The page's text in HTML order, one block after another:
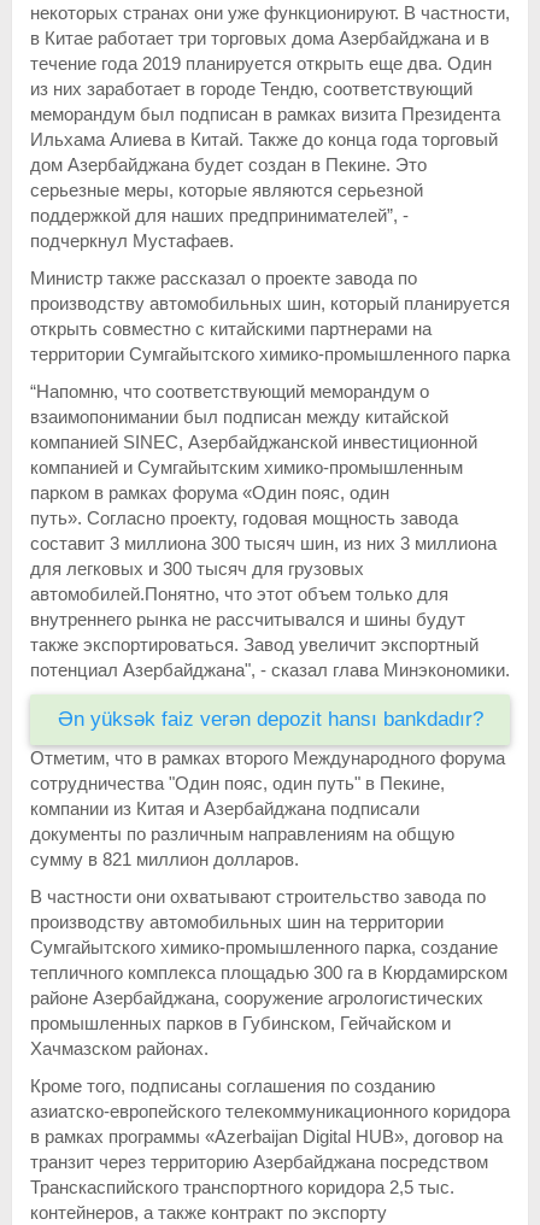
некоторых странах они уже функционируют. В частности,
в Китае работает три торговых дома Азербайджана и в
течение года 2019 планируется открыть еще два. Один
из них заработает в городе Тендю, соответствующий
меморандум был подписан в рамках визита Президента
Ильхама Алиева в Китай. Также до конца года торговый
дом Азербайджана будет создан в Пекине. Это
серьезные меры, которые являются серьезной
поддержкой для наших предпринимателей”, -
подчеркнул Мустафаев.
Министр также рассказал о проекте завода по
производству автомобильных шин, который планируется
открыть совместно с китайскими партнерами на
территории Сумгайытского химико-промышленного парка
“Напомню, что соответствующий меморандум о
взаимопонимании был подписан между китайской
компанией SINEC, Азербайджанской инвестиционной
компанией и Сумгайытским химико-промышленным
парком в рамках форума «Один пояс, один
путь». Согласно проекту, годовая мощность завода
составит 3 миллиона 300 тысяч шин, из них 3 миллиона
для легковых и 300 тысяч для грузовых
автомобилей.Понятно, что этот объем только для
внутреннего рынка не рассчитывался и шины будут
также экспортироваться. Завод увеличит экспортный
потенциал Азербайджана", - сказал глава Минэкономики.
Ən yüksək faiz verən depozit hansı bankdadır?
Отметим, что в рамках второго Международного форума
сотрудничества "Один пояс, один путь" в Пекине,
компании из Китая и Азербайджана подписали
документы по различным направлениям на общую
сумму в 821 миллион долларов.
B частности они охватывают строительство завода по
производству автомобильных шин на территории
Сумгайытского химико-промышленного парка, создание
тепличного комплекса площадью 300 га в Кюрдамирском
районе Азербайджана, сооружение агрологистических
промышленных парков в Губинском, Гейчайском и
Хачмазском районах.
Кроме того, подписаны соглашения по созданию
азиатско-европейского телекоммуникационного коридора
в рамках программы «Azerbaijan Digital HUB», договор на
транзит через территорию Азербайджана посредством
Транскаспийского транспортного коридора 2,5 тыс.
контейнеров, а также контракт по экспорту